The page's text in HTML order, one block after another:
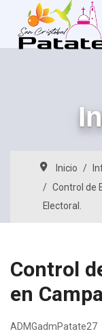
Inicio
Control de
Electoral.
Control
en
ADMGadmPatate27